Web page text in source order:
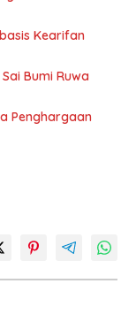
Kearifan
Bumi Ruwa
Penghargaan